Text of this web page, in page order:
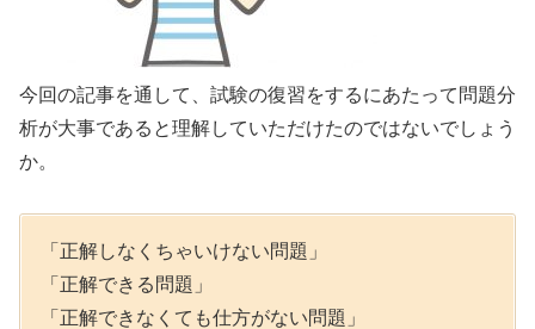
今回の記事を通して、試験の復習をするにあたって問題分
析が大事であると理解していただけたのではないでしょう
か。
「正解しなくちゃいけない問題」
「正解できる問題」
「正解できなくても仕方がない問題」